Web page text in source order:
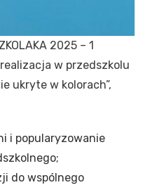
2025 – 1
w przedszkolu
ukryte w kolorach”,
i popularyzowanie
do wspólnego